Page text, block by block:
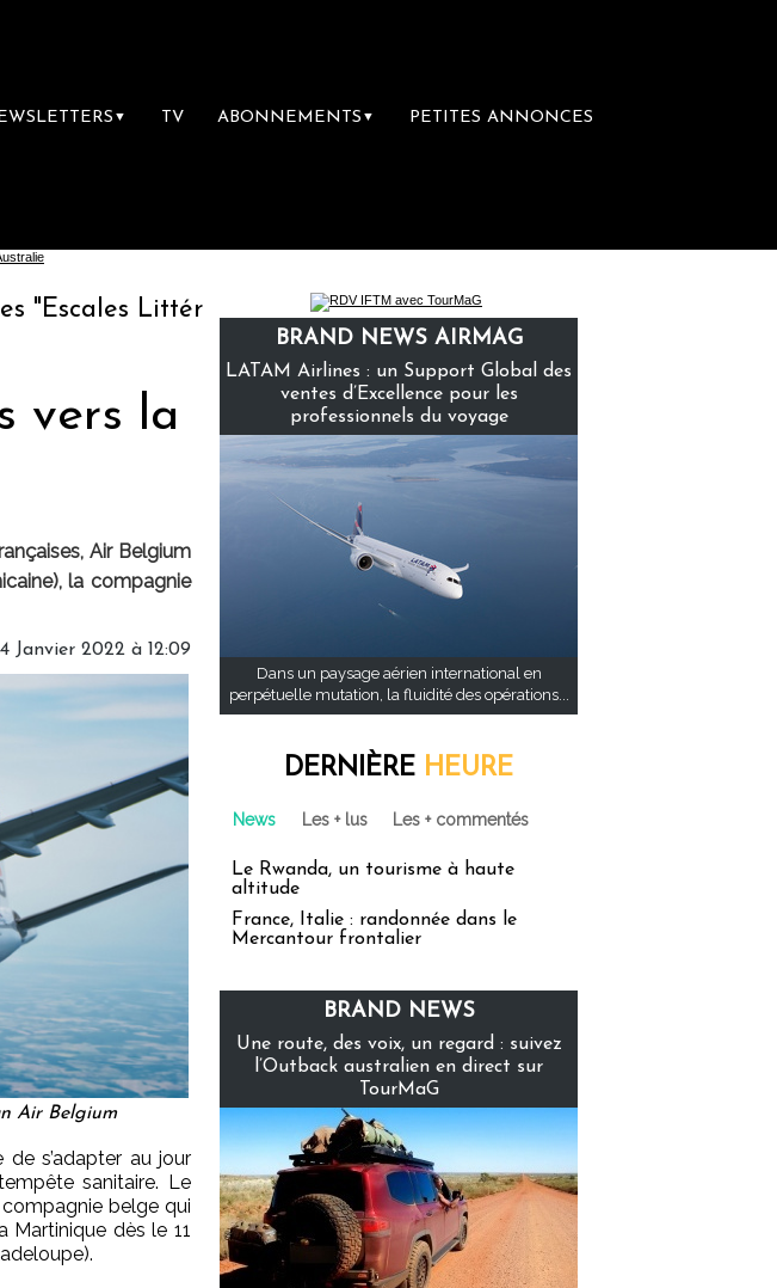
▼ TV ABONNEMENTS ▼ PETITES ANNONCES
Littéraires", la première librairie du voyage
vers la
Air Belgium
la compagnie
Janvier 2022 à 12:09
Air Belgium
s’adapter au jour
sanitaire. Le
belge qui
Martinique dès le 11
BRAND NEWS AIRMAG
LATAM Airlines : un Support Global des
ventes d’Excellence pour les
professionnels du voyage
Dans un paysage aérien international en
perpétuelle mutation, la fluidité des opérations...
DERNIÈRE HEURE
News Les + lus Les + commentés
Le Rwanda, un tourisme à haute
altitude
France, Italie : randonnée dans le
Mercantour frontalier
BRAND NEWS
Une route, des voix, un regard : suivez
l’Outback australien en direct sur
TourMaG